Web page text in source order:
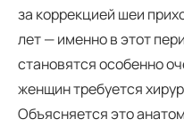
за коррекцией шеи
лет — именно в этот
становятся особенно
женщин требуется
Объясняется это